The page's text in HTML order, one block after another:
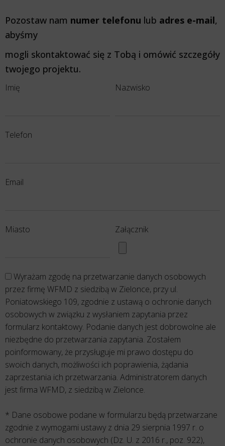
Pozostaw nam numer telefonu lub adres e-mail,
abyśmy
mogli skontaktować się z Tobą i omówić szczegóły
twojego projektu.
Imię Nazwisko
Telefon
Email
Miasto Załącznik
Wyrażam zgodę na przetwarzanie danych osobowych
przez firmę WFMD z siedzibą w Zielonce, przy ul.
Poniatowskiego 109, zgodnie z ustawą o ochronie danych
osobowych w związku z wysłaniem zapytania przez
formularz kontaktowy. Podanie danych jest dobrowolne ale
niezbędne do przetwarzania zapytania. Zostałem
poinformowany, że przysługuje mi prawo dostępu do
swoich danych, możliwości ich poprawienia, żądania
zaprzestania ich przetwarzania. Administratorem danych
jest firma WFMD, z siedzibą w Zielonce.
* Dane osobowe podane w formularzu będą przetwarzane
zgodnie z wymogami ustawy z dnia 29 sierpnia 1997 r. o
ochronie danych osobowych (Dz. U. z 2016 r., poz. 922),